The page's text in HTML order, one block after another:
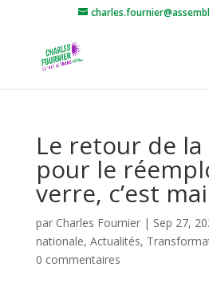
Le retour de
pour le
verre, c’est
par Charles Fournier| Sep 27,
nationale, Actualités,
0 commentaires